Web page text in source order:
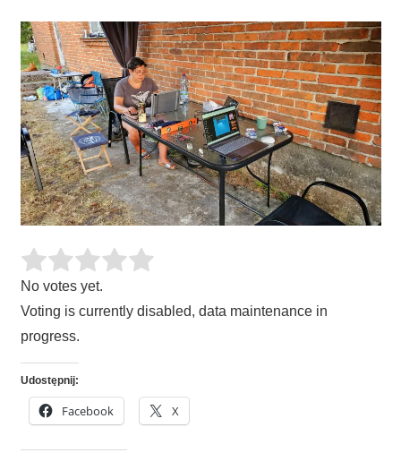
No votes yet.
Voting is currently disabled, data maintenance in
progress.
Udostępnij:
Facebook X